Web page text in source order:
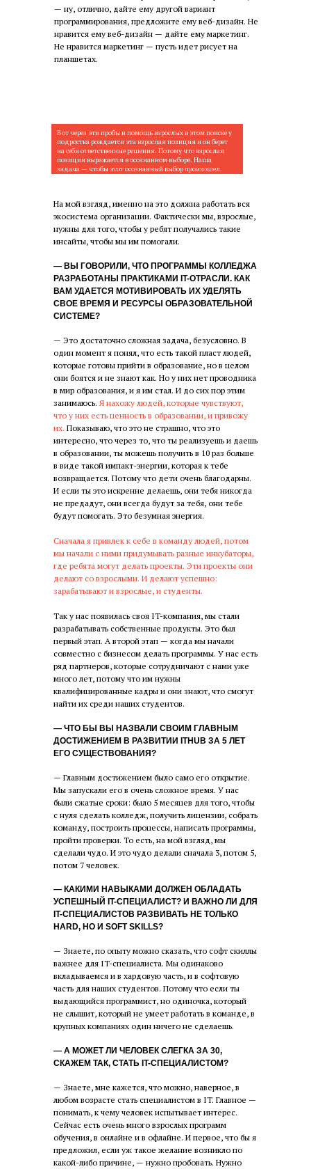
— ну, отлично, дайте ему другой вариант
программирования, предложите ему веб-дизайн. Не
нравится ему веб-дизайн — дайте ему маркетинг.
Не нравится маркетинг — пусть идет рисует на
планшетах.
Вот через эти пробы и помощь взрослых в этом поиске у
подростка рождается эта взрослая позиция и он берет
на себя ответственные решения. Потому что взрослая
позиция выражается в осознанном выборе. Наша
задача — чтобы этот осознанный выбор произошел.
— ВЫ ГОВОРИЛИ, ЧТО ПРОГРАММЫ КОЛЛЕДЖА
РАЗРАБОТАНЫ ПРАКТИКАМИ IT-ОТРАСЛИ. КАК
ВАМ УДАЕТСЯ МОТИВИРОВАТЬ ИХ УДЕЛЯТЬ
СВОЕ ВРЕМЯ И РЕСУРСЫ ОБРАЗОВАТЕЛЬНОЙ
СИСТЕМЕ?
На мой взгляд, именно на это должна работать вся
экосистема организации. Фактически мы, взрослые,
нужны для того, чтобы у ребят получались такие
инсайты, чтобы мы им помогали.
— Это достаточно сложная задача, безусловно. В
один момент я понял, что есть такой пласт людей,
которые готовы прийти в образование, но в целом
они боятся и не знают как. Но у них нет проводника
в мир образования, и я им стал. И до сих пор этим
занимаюсь. Я нахожу людей, которые чувствуют,
что у них есть ценность в образовании, и привожу
их. Показываю, что это не страшно, что это
интересно, что через то, что ты реализуешь и даешь
в образовании, ты можешь получить в 10 раз больше
в виде такой импакт-энергии, которая к тебе
возвращается. Потому что дети очень благодарны.
И если ты это искренне делаешь, они тебя никогда
не предадут, они всегда будут за тебя, они тебе
будут помогать. Это безумная энергия.
Сначала я привлек к себе в команду людей, потом
мы начали с ними придумывать разные инкубаторы,
где ребята могут делать проекты. Эти проекты они
делают со взрослыми. И делают успешно:
зарабатывают и взрослые, и студенты.
Так у нас появилась своя IT-компания, мы стали
разрабатывать собственные продукты. Это был
первый этап. А второй этап — когда мы начали
совместно с бизнесом делать программы. У нас есть
ряд партнеров, которые сотрудничают с нами уже
много лет, потому что им нужны
квалифицированные кадры и они знают, что смогут
найти их среди наших студентов.
— ЧТО БЫ ВЫ НАЗВАЛИ СВОИМ ГЛАВНЫМ
ДОСТИЖЕНИЕМ В РАЗВИТИИ ITHUB ЗА 5 ЛЕТ
ЕГО СУЩЕСТВОВАНИЯ?
— Главным достижением было само его открытие.
Мы запускали его в очень сложное время. У нас
были сжатые сроки: было 5 месяцев для того, чтобы
с нуля сделать колледж, получить лицензии, собрать
команду, построить процессы, написать программы,
пройти проверки. То есть, на мой взгляд, мы
сделали чудо. И это чудо делали сначала 3, потом 5,
потом 7 человек.
— КАКИМИ НАВЫКАМИ ДОЛЖЕН ОБЛАДАТЬ
УСПЕШНЫЙ IT-СПЕЦИАЛИСТ? И ВАЖНО ЛИ ДЛЯ
IT-СПЕЦИАЛИСТОВ РАЗВИВАТЬ НЕ ТОЛЬКО
HARD, НО И SOFT SKILLS?
— Знаете, по опыту можно сказать, что софт скиллы
важнее для IT-специалиста. Мы одинаково
вкладываемся и в хардовую часть, и в софтовую
часть для наших студентов. Потому что если ты
выдающийся программист, но одиночка, который
не слышит, который не умеет работать в команде, в
крупных компаниях один ничего не сделаешь.
— А МОЖЕТ ЛИ ЧЕЛОВЕК СЛЕГКА ЗА 30,
СКАЖЕМ ТАК, СТАТЬ IT-СПЕЦИАЛИСТОМ?
— Знаете, мне кажется, что можно, наверное, в
любом возрасте стать специалистом в IT. Главное —
понимать, к чему человек испытывает интерес.
Сейчас есть очень много взрослых программ
обучения, в онлайне и в офлайне. И первое, что бы я
предложил, если уж такое желание возникло по
какой-либо причине, — нужно пробовать. Нужно